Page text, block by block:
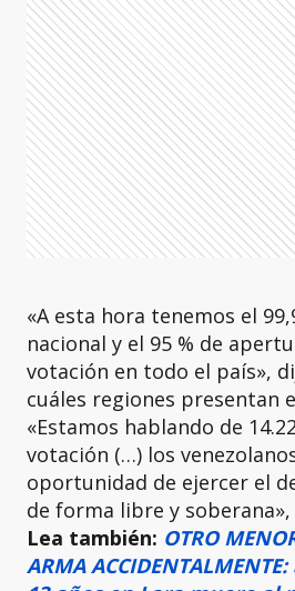
«A esta hora tenemos el
nacional y el 95 % de
votación en todo el país»,
cuáles regiones presentan
«Estamos hablando de
votación (…) los
oportunidad de ejercer el
de forma libre y
Lea también: OTRO
ARMA